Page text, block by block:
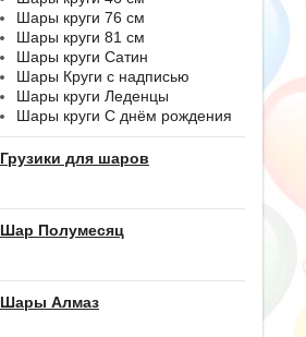
Шары круги 76 см
Шары круги 81 см
Шары круги Сатин
Шары Круги с надписью
Шары круги Леденцы
Шары круги С днём рождения
Грузики для шаров
Шар Полумесяц
Шары Алмаз